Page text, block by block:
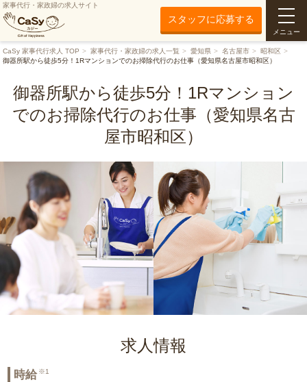
家事代行・家政婦の求人サイト
スタッフに応募する
メニュー
CaSy 家事代行求人 TOP 家事代行・家政婦の求人一覧 愛知県 名古屋市
昭和区
御器所駅から徒歩5分！1Rマンションでのお掃除代行のお仕事（愛知県名古屋市昭和区）
御器所駅から徒歩5分！1Rマンション
でのお掃除代行のお仕事（愛知県名古
屋市昭和区）
求人情報
時給 ※1